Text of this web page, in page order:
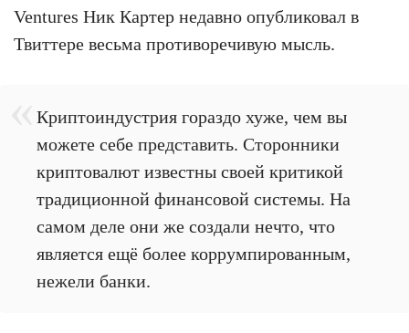
Ventures Ник Картер недавно опубликовал в
Твиттере весьма противоречивую мысль.
Криптоиндустрия гораздо хуже, чем вы
можете себе представить. Сторонники
криптовалют известны своей критикой
традиционной финансовой системы. На
самом деле они же создали нечто, что
является ещё более коррумпированным,
нежели банки.